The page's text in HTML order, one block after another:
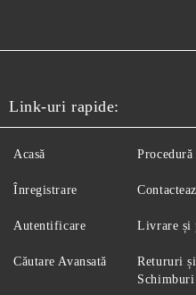
Link-uri rapide:
Acasă
Înregistrare
Autentificare
Căutare Avansată
Livrare și
Retururi și
Schimburi